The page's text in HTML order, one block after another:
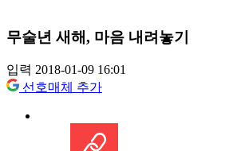
무술년 새해, 마음 내려놓기
입력 2018-01-09 16:01
선호매체 추가